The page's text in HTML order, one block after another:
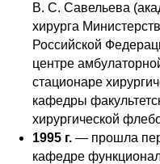
В. С. Савельева
хирурга
Российской
центре
стационаре
кафедры
хирургической
1995 г. — прошла
кафедре